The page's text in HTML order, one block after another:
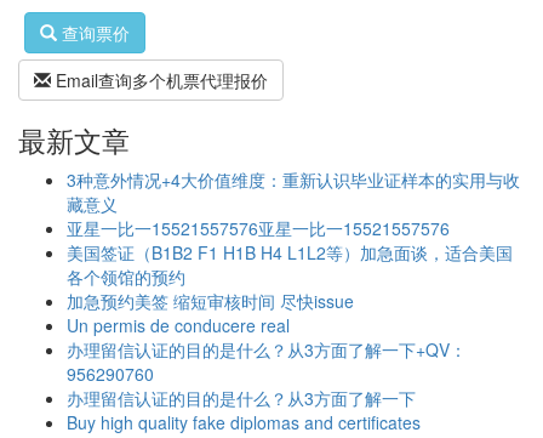
查询票价
Email查询多个机票代理报价
最新文章
3种意外情况+4大价值维度：重新认识毕业证样本的实用与收
藏意义
亚星一比一15521557576亚星一比一15521557576
美国签证（B1B2 F1 H1B H4 L1L2等）加急面谈，适合美国
各个领馆的预约
加急预约美签 缩短审核时间 尽快issue
Un permis de conducere real
办理留信认证的目的是什么？从3方面了解一下+QV：
956290760
办理留信认证的目的是什么？从3方面了解一下
Buy high quality fake diplomas and certificates